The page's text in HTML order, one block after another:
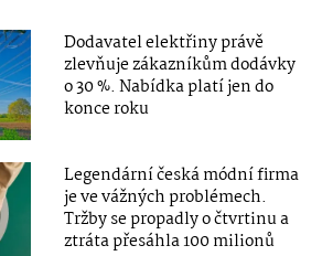
Dodavatel elektřiny právě
zlevňuje zákazníkům dodávky
o 30 %. Nabídka platí jen do
konce roku
Legendární česká módní firma
je ve vážných problémech.
Tržby se propadly o čtvrtinu a
ztráta přesáhla 100 milionů